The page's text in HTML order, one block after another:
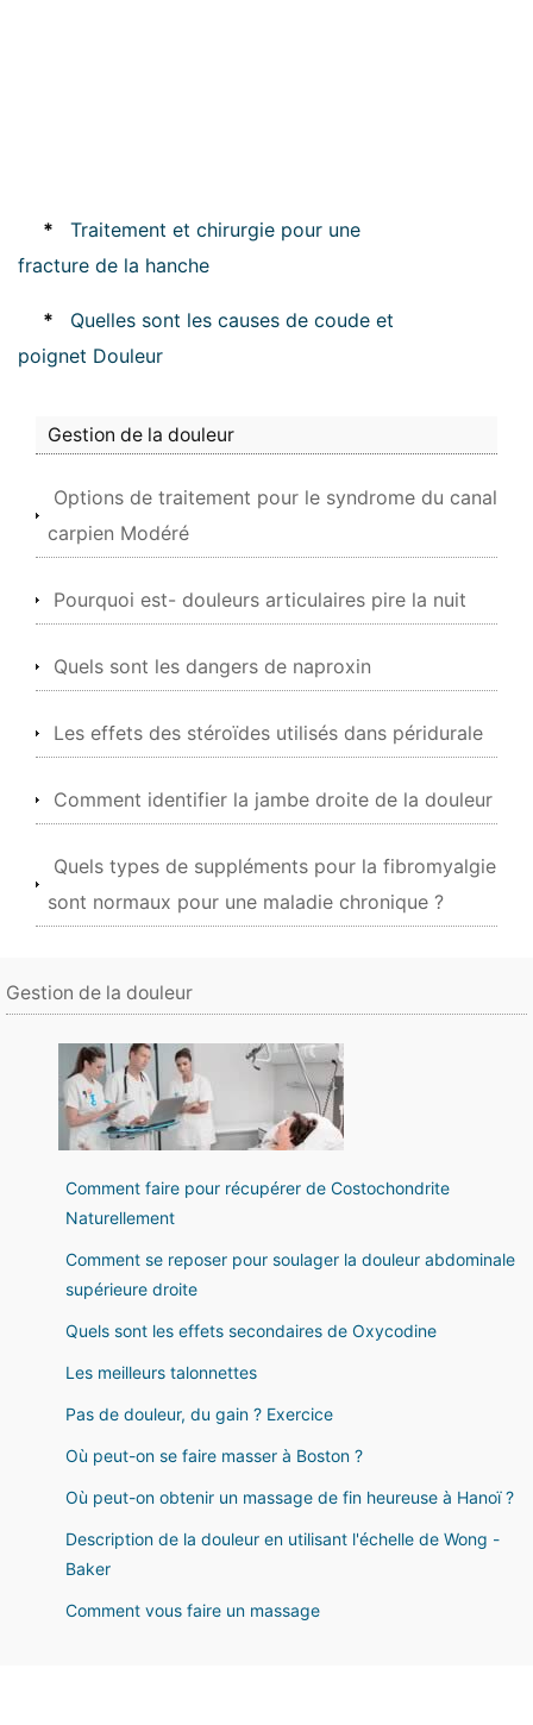
*
Traitement et chirurgie pour une
fracture de la hanche
*
Quelles sont les causes de coude et
poignet Douleur
Gestion de la douleur
Options de traitement pour le syndrome du canal
carpien Modéré
Pourquoi est- douleurs articulaires pire la nuit
Quels sont les dangers de naproxin
Les effets des stéroïdes utilisés dans péridurale
Comment identifier la jambe droite de la douleur
Quels types de suppléments pour la fibromyalgie
sont normaux pour une maladie chronique ?
Gestion de la douleur
Comment faire pour récupérer de Costochondrite
Naturellement
Comment se reposer pour soulager la douleur abdominale
supérieure droite
Quels sont les effets secondaires de Oxycodine
Les meilleurs talonnettes
Pas de douleur, du gain ? Exercice
Où peut-on se faire masser à Boston ?
Où peut-on obtenir un massage de fin heureuse à Hanoï ?
Description de la douleur en utilisant l'échelle de Wong -
Baker
Comment vous faire un massage